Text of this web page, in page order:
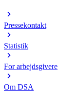
Pressekontakt
Statistik
For arbejdsgivere
Om DSA